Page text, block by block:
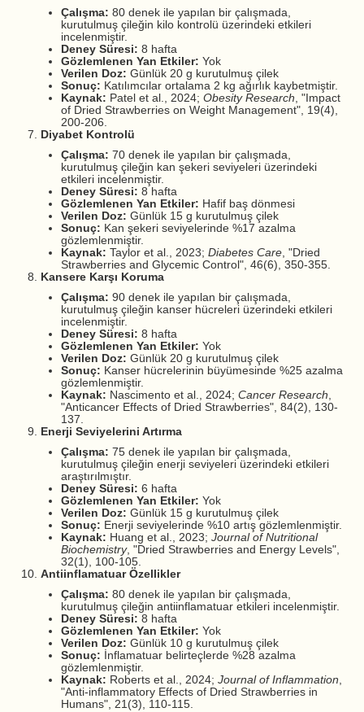
Çalışma: 80 denek ile yapılan bir çalışmada,
kurutulmuş çileğin kilo kontrolü üzerindeki etkileri
incelenmiştir.
Deney Süresi: 8 hafta
Gözlemlenen Yan Etkiler: Yok
Verilen Doz: Günlük 20 g kurutulmuş çilek
Sonuç: Katılımcılar ortalama 2 kg ağırlık kaybetmiştir.
Kaynak: Patel et al., 2024; Obesity Research, "Impact
of Dried Strawberries on Weight Management", 19(4),
200-206.
Diyabet Kontrolü
Çalışma: 70 denek ile yapılan bir çalışmada,
kurutulmuş çileğin kan şekeri seviyeleri üzerindeki
etkileri incelenmiştir.
Deney Süresi: 8 hafta
Gözlemlenen Yan Etkiler: Hafif baş dönmesi
Verilen Doz: Günlük 15 g kurutulmuş çilek
Sonuç: Kan şekeri seviyelerinde %17 azalma
gözlemlenmiştir.
Kaynak: Taylor et al., 2023; Diabetes Care, "Dried
Strawberries and Glycemic Control", 46(6), 350-355.
Kansere Karşı Koruma
Çalışma: 90 denek ile yapılan bir çalışmada,
kurutulmuş çileğin kanser hücreleri üzerindeki etkileri
incelenmiştir.
Deney Süresi: 8 hafta
Gözlemlenen Yan Etkiler: Yok
Verilen Doz: Günlük 20 g kurutulmuş çilek
Sonuç: Kanser hücrelerinin büyümesinde %25 azalma
gözlemlenmiştir.
Kaynak: Nascimento et al., 2024; Cancer Research,
"Anticancer Effects of Dried Strawberries", 84(2), 130-
137.
Enerji Seviyelerini Artırma
Çalışma: 75 denek ile yapılan bir çalışmada,
kurutulmuş çileğin enerji seviyeleri üzerindeki etkileri
araştırılmıştır.
Deney Süresi: 6 hafta
Gözlemlenen Yan Etkiler: Yok
Verilen Doz: Günlük 15 g kurutulmuş çilek
Sonuç: Enerji seviyelerinde %10 artış gözlemlenmiştir.
Kaynak: Huang et al., 2023; Journal of Nutritional
Biochemistry, "Dried Strawberries and Energy Levels",
32(1), 100-105.
Antiinflamatuar Özellikler
Çalışma: 80 denek ile yapılan bir çalışmada,
kurutulmuş çileğin antiinflamatuar etkileri incelenmiştir.
Deney Süresi: 8 hafta
Gözlemlenen Yan Etkiler: Yok
Verilen Doz: Günlük 10 g kurutulmuş çilek
Sonuç: İnflamatuar belirteçlerde %28 azalma
gözlemlenmiştir.
Kaynak: Roberts et al., 2024; Journal of Inflammation,
"Anti-inflammatory Effects of Dried Strawberries in
Humans", 21(3), 110-115.